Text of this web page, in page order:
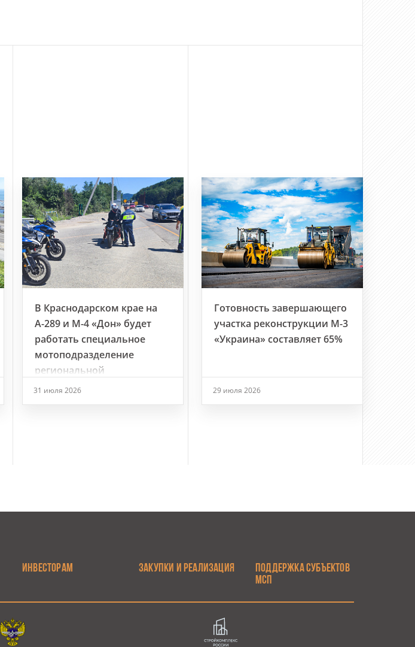
В Краснодарском крае на
А-289 и М-4 «Дон» будет
работать специальное
мотоподразделение
региональной
Госавтоинспекции
31 июля 2026
Готовность завершающего
участка реконструкции М-3
«Украина» составляет 65%
29 июля 2026
ИНВЕСТОРАМ ЗАКУПКИ И РЕАЛИЗАЦИЯ
ПОДДЕРЖКА СУБЪЕКТОВ
МСП